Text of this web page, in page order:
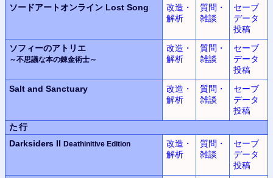
ソードアートオンライン Lost Song
改造・
解析
質問・
雑談
セーブ
データ
投稿
ソフィーのアトリエ
～不思議な本の錬金術士～
改造・
解析
質問・
雑談
セーブ
データ
投稿
Salt and Sanctuary
改造・
解析
質問・
雑談
セーブ
データ
投稿
た行
Darksiders II Deathinitive Edition
改造・
解析
質問・
雑談
セーブ
データ
投稿